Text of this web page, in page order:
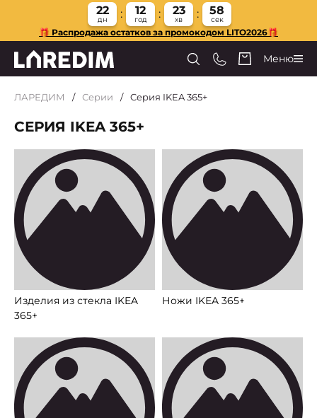
22
дн
12
год
23
хв
57
сек
🎁 Распродажа остатков за промокодом LITO2026🎁
Меню
ЛАРЕДИМ Серии Cерия IKEA 365+
CЕРИЯ IKEA 365+
Изделия из стекла IKEA
365+
Ножи IKEA 365+